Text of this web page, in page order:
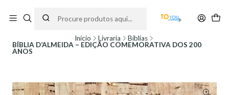
partir do dia 11 de Agosto, às 10H.
Início Livraria
Bíblias
BÍBLIA D’ALMEIDA – EDIÇÃO COMEMORATIVA DOS 200
ANOS